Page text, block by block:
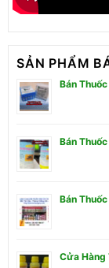
SẢN PHẨM
Bán
Bán
Bán
Cửa Hàng